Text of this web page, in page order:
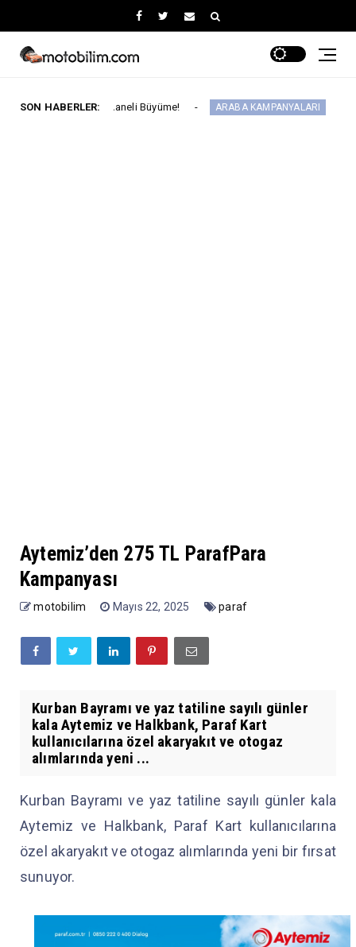
SON HABERLER:
Üç Haneli Büyüme! ARABA KAMPANYALARI Fiat'ta Ağustos
Aytemiz’den 275 TL ParafPara
Kampanyası
motobilim Mayıs 22, 2025 paraf
Kurban Bayramı ve yaz tatiline sayılı günler
kala Aytemiz ve Halkbank, Paraf Kart
kullanıcılarına özel akaryakıt ve otogaz
alımlarında yeni ...
Kurban Bayramı ve yaz tatiline sayılı günler kala
Aytemiz ve Halkbank, Paraf Kart kullanıcılarına
özel akaryakıt ve otogaz alımlarında yeni bir fırsat
sunuyor.